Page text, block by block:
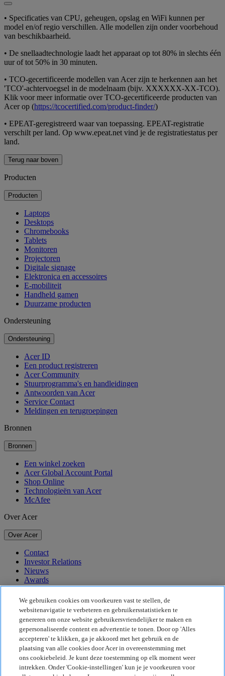
• Specificaties van CPU, geheugen, opslag en WiFi kunnen per
model en/of regio verschillen. Alle modellen zijn onder voorbehoud
van beschikbaarheid.
• De snellaadtechnologie laadt het apparaat op tot 80% in slechts één
uur of tot 50% in 30 minuten.
• TCO-gecertificeerde modellen van Acer zijn te herkennen aan het
'TCO'-achtervoegsel in de modelnaam (bijv. XXXXXX-XX-TCO).
Klik voor meer informatie over TCO-gecertificeerde producten van
Acer op (https://tcocertified.com/product-finder/)
• EPEAT-geregistreerd waar van toepassing. EPEAT-registratie
verschilt per land. Op www.epeat.net vind je de registratiestatus per
land.
Terug naar boven
Producten
Producten
Laptops
Desktops
Chromebooks
Tablets
Monitoren
Projectoren
Digitale signage
Elektronica en accessoires
E-mobiliteit
Handheld gamen
Duurzame producten
Ondersteuning
Ondersteuning
Acer ID
Een product registreren
Acer Community
Stuurprogramma's en handleidingen
Antwoorden van Acer
Service Contact
Meldingen en terugroepingen
Bronnen
Bronnen
Een winkel zoeken
Acer Global Account Portal
Shop Online
Technologieën van Acer
McAfee
Over Acer
Over Acer
Contact
Investor Relations
Nieuws
Awards
Evenementen
Duurzaamheid
Duurzaamheid
Maatschappelijk verantwoord ondernemen
De CO2-voetafdruk van het product
Project Humanity
Earthion
We gebruiken cookies om voorkeuren vast te stellen, de
websitenavigatie te verbeteren en gebruikersstatistieken te
genereren om onze website gebruikersvriendelijker te maken en
gepersonaliseerde content en advertentie te tonen. Door op 'Alles
accepteren' te klikken, ga je akkoord met het gebruik en de
plaatsing van alle cookies door Acer in overeenstemming met
ons cookiebeleid. Je kunt deze toestemming op elk moment weer
intrekken. Onder 'Cookie-instellingen' kun je je voorkeuren voor